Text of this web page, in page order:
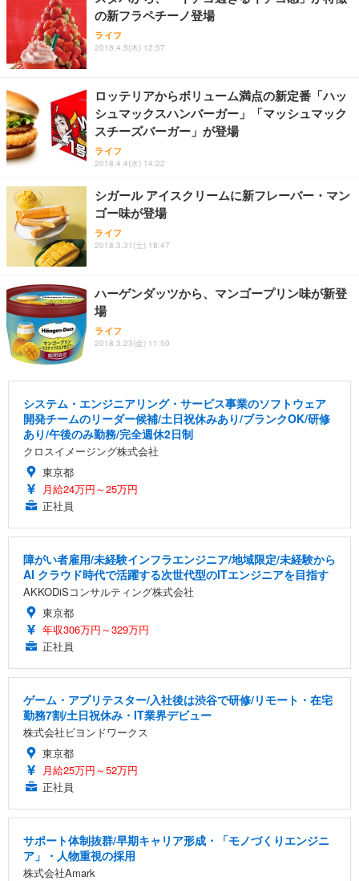
の新フラペチーノ登場
ライフ
2018.4.5(木) 12:57
ロッテリアからボリューム満点の新定番「ハッ
シュマックスハンバーガー」「マッシュマック
スチーズバーガー」が登場
ライフ
2018.4.4(水) 14:22
シガール アイスクリームに新フレーバー・マン
ゴー味が登場
ライフ
2018.3.31(土) 18:47
ハーゲンダッツから、マンゴープリン味が新登
場
ライフ
2018.3.23(金) 11:50
システム・エンジニアリング・サービス事業のソフトウェア
開発チームのリーダー候補/土日祝休みあり/ブランクOK/研修
あり/午後のみ勤務/完全週休2日制
クロスイメージング株式会社
東京都
月給24万円～25万円
正社員
障がい者雇用/未経験インフラエンジニア/地域限定/未経験から
AI クラウド時代で活躍する次世代型のITエンジニアを目指す
AKKODiSコンサルティング株式会社
東京都
年収306万円～329万円
正社員
ゲーム・アプリテスター/入社後は渋谷で研修/リモート・在宅
勤務7割/土日祝休み・IT業界デビュー
株式会社ビヨンドワークス
東京都
月給25万円～52万円
正社員
サポート体制抜群/早期キャリア形成・「モノづくりエンジニ
ア」・人物重視の採用
株式会社Amark